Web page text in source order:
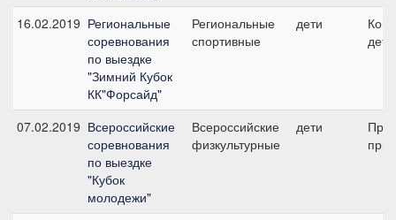
16.02.2019 Региональные
соревнования
по выездке
"Зимний Кубок
КК"Форсайд"
Региональные
спортивные
дети
дети
07.02.2019 Всероссийские
соревнования
по выездке
"Кубок
молодежи"
Всероссийские
физкультурные
дети